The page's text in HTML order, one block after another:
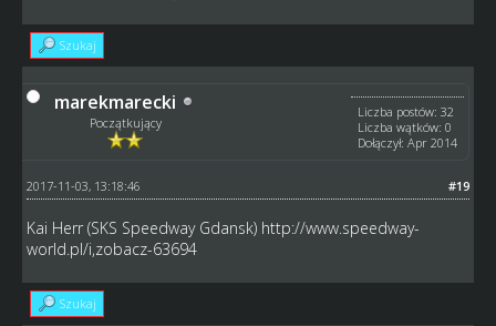
Szukaj
marekmarecki
Początkujący
Liczba postów: 32
Liczba wątków: 0
Dołączył: Apr 2014
#19
2017-11-03, 13:18:46
Kai Herr (SKS Speedway Gdansk) http://www.speedway-
world.pl/i,zobacz-63694
Szukaj